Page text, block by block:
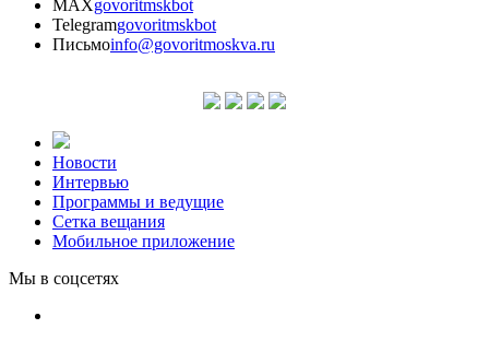
MAXgovoritmskbot
Telegramgovoritmskbot
Письмоinfo@govoritmoskva.ru
Новости
Интервью
Программы и ведущие
Сетка вещания
Мобильное приложение
Мы в соцсетях